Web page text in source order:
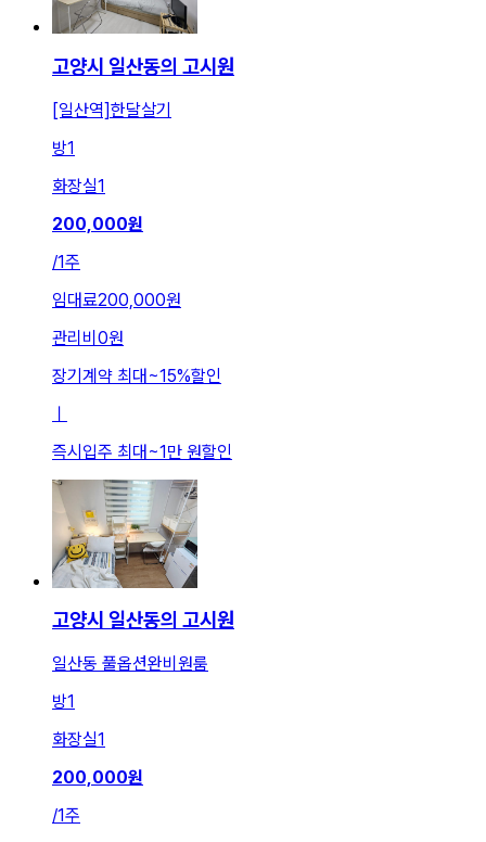
고양시 일산동의 고시원
[일산역]한달살기
방1
화장실1
200,000원
/1주
임대료200,000원
관리비 0원
장기계약 최대~15%할인
ㅣ
즉시입주 최대~1만 원할인
고양시 일산동의 고시원
일산동 풀옵션완비원룸
방1
화장실1
200,000원
/1주